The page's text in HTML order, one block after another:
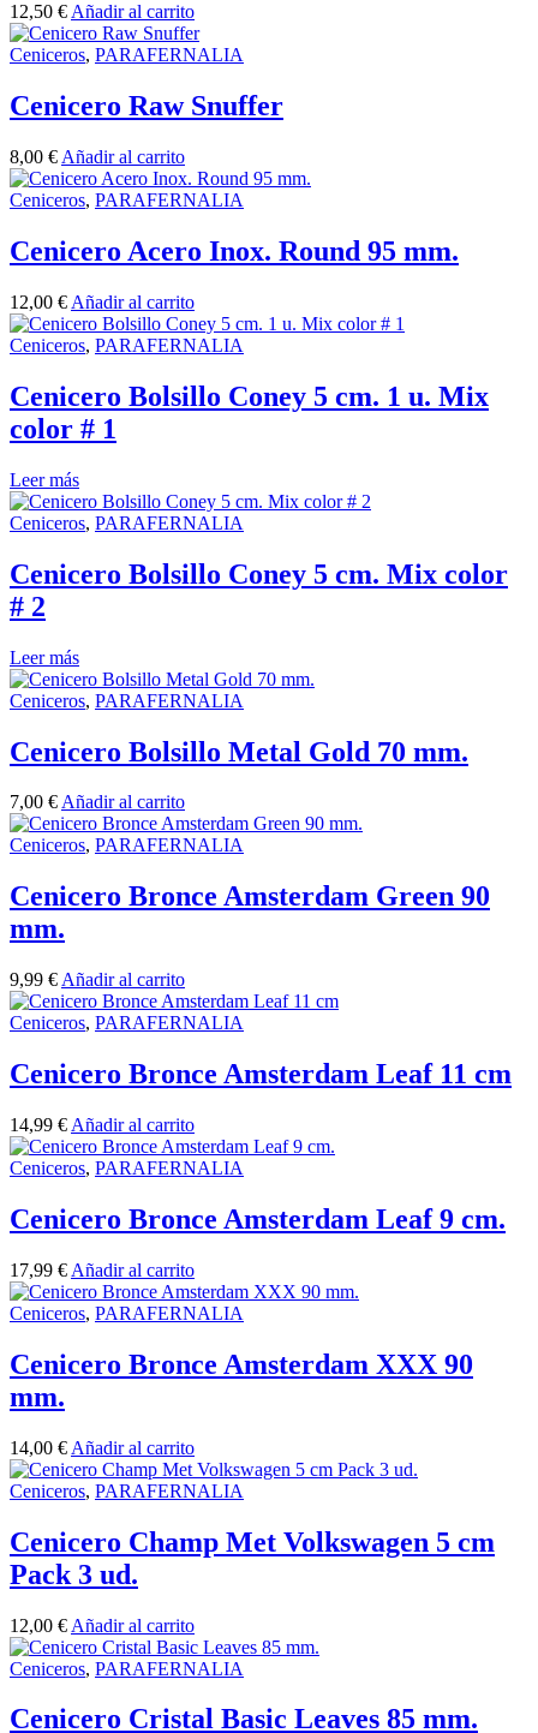
12,50 € Añadir al carrito
Ceniceros, PARAFERNALIA
Cenicero Raw Snuffer
8,00 € Añadir al carrito
Ceniceros, PARAFERNALIA
Cenicero Acero Inox. Round 95 mm.
12,00 € Añadir al carrito
Ceniceros, PARAFERNALIA
Cenicero Bolsillo Coney 5 cm. 1 u. Mix
color # 1
Leer más
Ceniceros, PARAFERNALIA
Cenicero Bolsillo Coney 5 cm. Mix color
# 2
Leer más
Ceniceros, PARAFERNALIA
Cenicero Bolsillo Metal Gold 70 mm.
7,00 €Añadir al carrito
Ceniceros, PARAFERNALIA
Cenicero Bronce Amsterdam Green 90
mm.
9,99 € Añadir al carrito
Ceniceros, PARAFERNALIA
Cenicero Bronce Amsterdam Leaf 11 cm
14,99 € Añadir al carrito
Ceniceros, PARAFERNALIA
Cenicero Bronce Amsterdam Leaf 9 cm.
17,99 € Añadir al carrito
Ceniceros, PARAFERNALIA
Cenicero Bronce Amsterdam XXX 90
mm.
14,00 € Añadir al carrito
Ceniceros, PARAFERNALIA
Cenicero Champ Met Volkswagen 5 cm
Pack 3 ud.
12,00 € Añadir al carrito
Ceniceros, PARAFERNALIA
Cenicero Cristal Basic Leaves 85 mm.